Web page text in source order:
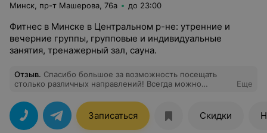
Минск, пр-т Машерова, 76а до 23:00
Фитнес в Минске в Центральном р-не: утренние и
вечерние группы, групповые и индивидуальные
занятия, тренажерный зал, сауна.
Отзыв. Спасибо большое за возможность посещать
столько различных направлений! Всегда можно
Отличные тренера и приятная атмосфера в клубе!
Еще
Записаться Скидки